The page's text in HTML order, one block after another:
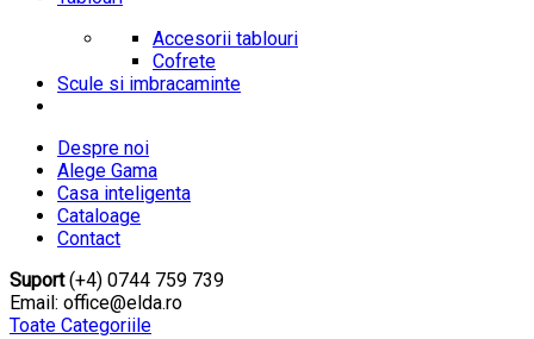
Accesorii tablouri
Cofrete
Scule si imbracaminte
Despre noi
Alege Gama
Casa inteligenta
Cataloage
Contact
Suport(+4) 0744 759 739
Email: office@elda.ro
Toate Categoriile